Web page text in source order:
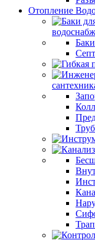
Отопление
Баки